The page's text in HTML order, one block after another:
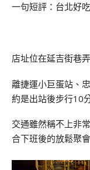
一句短評：台北好
店址位在延吉街巷
離捷運小巨蛋站、
約是出站後步行10
交通雖然稱不上非
合下班後的放鬆聚會